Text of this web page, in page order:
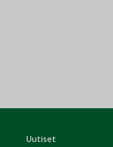
Uutiset